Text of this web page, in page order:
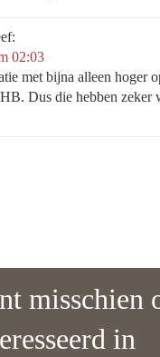
02:03
met bijna alleen hoger
Dus die hebben zeker
misschien
in